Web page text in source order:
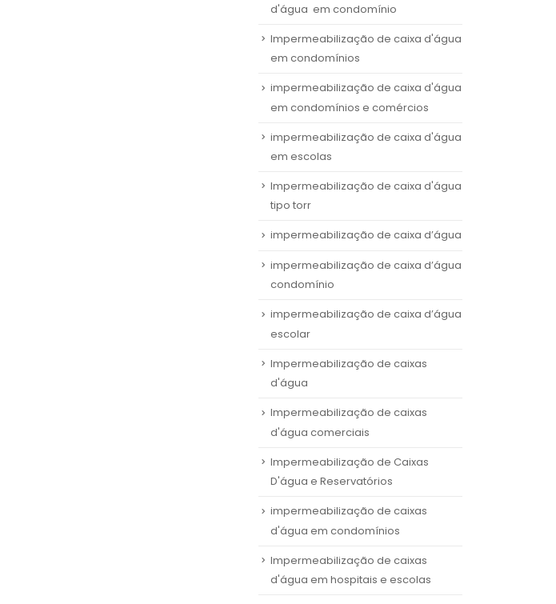
d'água em condomínio
Impermeabilização de caixa d'água
em condomínios
impermeabilização de caixa d'água
em condomínios e comércios
impermeabilização de caixa d'água
em escolas
Impermeabilização de caixa d'água
tipo torr
impermeabilização de caixa d’água
impermeabilização de caixa d’água
condomínio
impermeabilização de caixa d’água
escolar
Impermeabilização de caixas
d'água
Impermeabilização de caixas
d'água comerciais
Impermeabilização de Caixas
D'água e Reservatórios
impermeabilização de caixas
d'água em condomínios
Impermeabilização de caixas
d'água em hospitais e escolas